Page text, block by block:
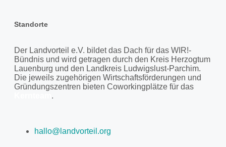
Standorte
Der Landvorteil e.V. bildet das Dach für das WIR!-
Bündnis und wird getragen durch den Kreis Herzogtum
Lauenburg und den Landkreis Ludwigslust-Parchim.
Die jeweils zugehörigen Wirtschaftsförderungen und
Gründungszentren bieten Coworkingplätze für das
.
hallo@landvorteil.org